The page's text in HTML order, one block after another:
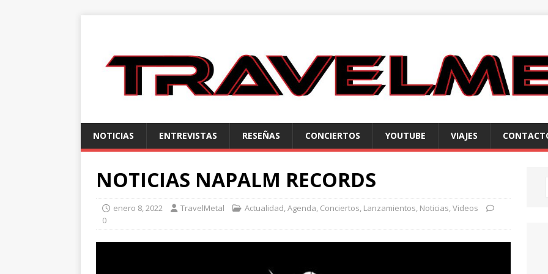
NOTICIAS ENTREVISTAS RESEÑAS CONCIERTOS YOUTUBE VIAJES
NOTICIAS NAPALM RECORDS
enero 8, 2022 TravelMetal Actualidad,Agenda, Conciertos, Lanzamientos, Noticias,Videos
0